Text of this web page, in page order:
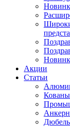
Акции
Статьи